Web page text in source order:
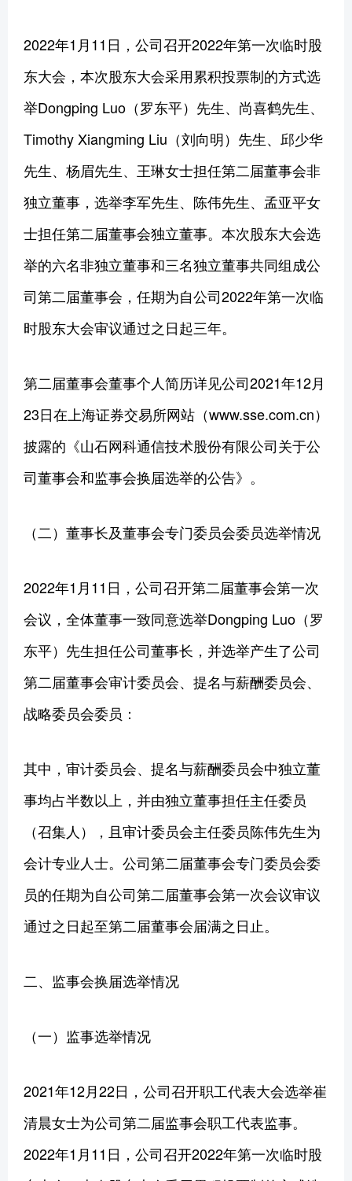
2022年1月11日，公司召开2022年第一次临时股
东大会，本次股东大会采用累积投票制的方式选
举Dongping Luo（罗东平）先生、尚喜鹤先生、
Timothy Xiangming Liu（刘向明）先生、邱少华
先生、杨眉先生、王琳女士担任第二届董事会非
独立董事，选举李军先生、陈伟先生、孟亚平女
士担任第二届董事会独立董事。本次股东大会选
举的六名非独立董事和三名独立董事共同组成公
司第二届董事会，任期为自公司2022年第一次临
时股东大会审议通过之日起三年。
第二届董事会董事个人简历详见公司2021年12月
23日在上海证券交易所网站（www.sse.com.cn）
披露的《山石网科通信技术股份有限公司关于公
司董事会和监事会换届选举的公告》。
（二）董事长及董事会专门委员会委员选举情况
2022年1月11日，公司召开第二届董事会第一次
会议，全体董事一致同意选举Dongping Luo（罗
东平）先生担任公司董事长，并选举产生了公司
第二届董事会审计委员会、提名与薪酬委员会、
战略委员会委员：
其中，审计委员会、提名与薪酬委员会中独立董
事均占半数以上，并由独立董事担任主任委员
（召集人），且审计委员会主任委员陈伟先生为
会计专业人士。公司第二届董事会专门委员会委
员的任期为自公司第二届董事会第一次会议审议
通过之日起至第二届董事会届满之日止。
二、监事会换届选举情况
（一）监事选举情况
2021年12月22日，公司召开职工代表大会选举崔
清晨女士为公司第二届监事会职工代表监事。
2022年1月11日，公司召开2022年第一次临时股